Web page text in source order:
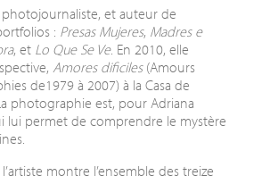
et auteur de
: Presas Mujeres, Madres e
, et Lo Que Se Ve. En 2010, elle
Amores dificiles(Amours
de1979 à 2007) à la Casa de
photographie est, pour Adriana
lui permet de comprendre le mystère
l’artiste montre l’ensemble des treize